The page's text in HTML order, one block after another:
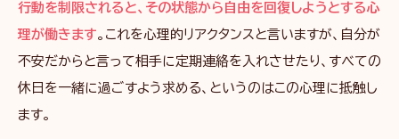
行動を制限されると、その状態から自由を回復しようとする心
理が働きます。これを心理的リアクタンスと言いますが、自分が
不安だからと言って相手に定期連絡を入れさせたり、すべての
休日を一緒に過ごすよう求める、というのはこの心理に抵触し
ます。